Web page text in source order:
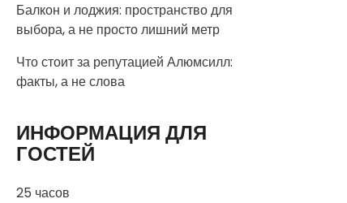
Балкон и лоджия: пространство для
выбора, а не просто лишний метр
Что стоит за репутацией Алюмсилл:
факты, а не слова
ИНФОРМАЦИЯ ДЛЯ
ГОСТЕЙ
25 часов